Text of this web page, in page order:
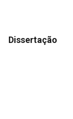
Dissertação